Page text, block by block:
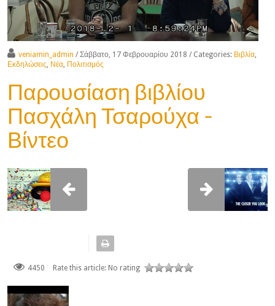
veniamin_admin / Σάββατο, 17 Φεβρουαρίου 2018 / Categories: Βιβλία,
Εκδηλώσεις, Νέα, Πολιτισμός
Παρουσίαση βιβλίου
Πασχάλη Τσαρούχα -
Βίντεο
4450 Rate this article: No rating